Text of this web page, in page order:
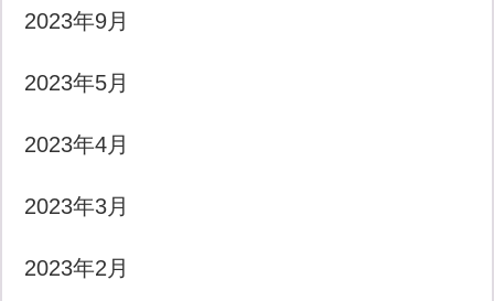
2023年9月
2023年5月
2023年4月
2023年3月
2023年2月